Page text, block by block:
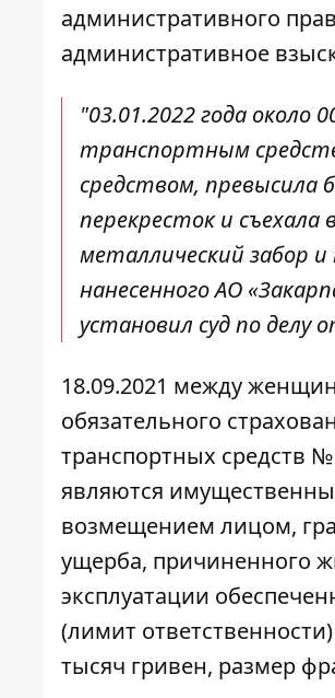
административного
административное
"03.01.2022 года около
транспортным
средством, превысила
перекресток и съехала
металлический забор
нанесенного АО
установил суд по делу
18.09.2021 между
обязательного
транспортных средств
являются
возмещением лицом,
ущерба, причиненного
эксплуатации
(лимит
тысяч гривен, размер